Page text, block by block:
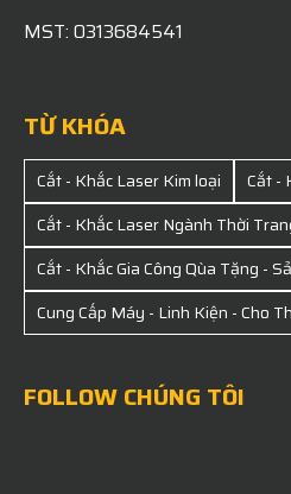
MST: 0313684541
TỪ KHÓA
Cắt - Khắc Laser Kim loại
Cắt -
Cắt - Khắc Laser Ngành Thời
Cắt - Khắc Gia Công Qùa Tặng -
Cung Cấp Máy - Linh Kiện - Cho
FOLLOW CHÚNG TÔI